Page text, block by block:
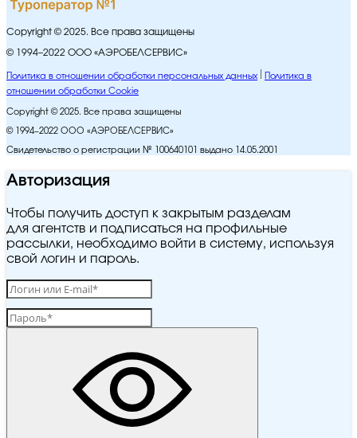
Copyright © 2025. Все права защищены
© 1994–2022 ООО «АЭРОБЕЛСЕРВИС»
Политика в отношении обработки персональных данных
Политика в
отношении обработки Cookie
Copyright © 2025. Все права защищены
© 1994–2022 ООО «АЭРОБЕЛСЕРВИС»
Свидетельство о регистрации № 100640101 выдано 14.05.2001
Авторизация
Чтобы получить доступ к закрытым разделам
для агентств и подписаться на профильные
рассылки, необходимо войти в систему, используя
свой логин и пароль.